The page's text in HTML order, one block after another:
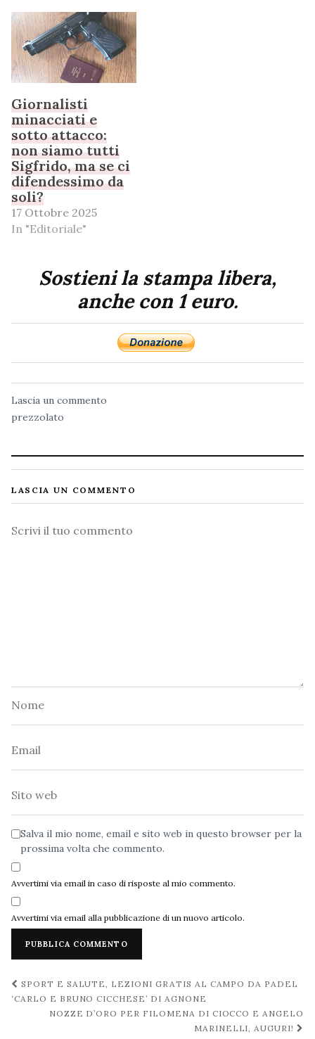
Giornalisti
minacciati e
sotto attacco:
non siamo tutti
Sigfrido, ma se ci
difendessimo da
soli?
17 Ottobre 2025
In "Editoriale"
Sostieni la stampa libera,
anche con 1 euro.
Lascia un commento
prezzolato
LASCIA UN COMMENTO
Commento
Salva il mio nome, email e sito web in questo browser per la
prossima volta che commento.
Avvertimi via email in caso di risposte al mio commento.
Avvertimi via email alla pubblicazione di un nuovo articolo.
Navigazione
post
SPORT E SALUTE, LEZIONI GRATIS AL CAMPO DA PADEL
‘CARLO E BRUNO CICCHESE’ DI AGNONE
NOZZE D’ORO PER FILOMENA DI CIOCCO E ANGELO
MARINELLI, AUGURI!